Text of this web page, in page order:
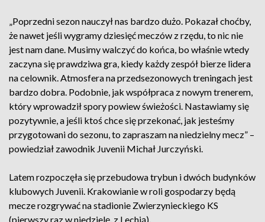
„Poprzedni sezon nauczył nas bardzo dużo. Pokazał choćby,
że nawet jeśli wygramy dziesięć meczów z rzędu, to nic nie
jest nam dane. Musimy walczyć do końca, bo właśnie wtedy
zaczyna się prawdziwa gra, kiedy każdy zespół bierze lidera
na celownik. Atmosfera na przedsezonowych treningach jest
bardzo dobra. Podobnie, jak współpraca z nowym trenerem,
który wprowadził spory powiew świeżości. Nastawiamy się
pozytywnie, a jeśli ktoś chce się przekonać, jak jesteśmy
przygotowani do sezonu, to zapraszam na niedzielny mecz” –
powiedział zawodnik Juvenii Michał Jurczyński.
Latem rozpoczęła się przebudowa trybun i dwóch budynków
klubowych Juvenii. Krakowianie w roli gospodarzy będą
mecze rozgrywać na stadionie Zwierzynieckiego KS
(pierwszy raz w niedzielę, z Lechią).